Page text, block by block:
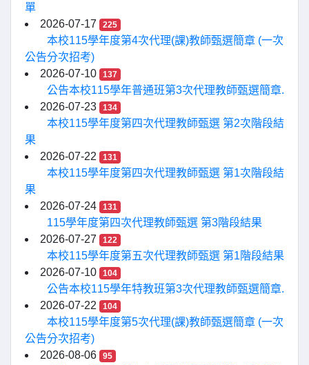
單
2026-07-17
225
本校115學年度第4次代理(課)教師甄選簡章 (一次
公告分次招考)
2026-07-10
137
公告本校115學年普通班第3次代理教師甄選簡章.
2026-07-23
134
本校115學年度第四次代理教師甄選 第2次階段結
果
2026-07-22
131
本校115學年度第四次代理教師甄選 第1次階段結
果
2026-07-24
131
115學年度第四次代理教師甄選 第3階段結果
2026-07-27
122
本校115學年度第五次代理教師甄選 第1階段結果
2026-07-10
104
公告本校115學年特教班第3次代理教師甄選簡章.
2026-07-22
104
本校115學年度第5次代理(課)教師甄選簡章 (一次
公告分次招考)
2026-08-06
95